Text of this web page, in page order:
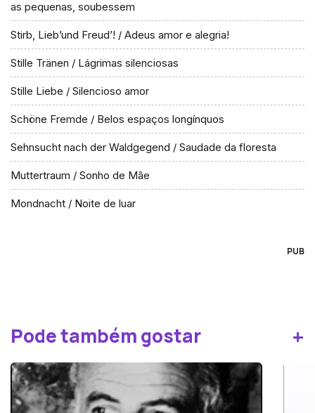
as pequenas, soubessem
Stirb, Lieb’und Freud’! / Adeus amor e alegria!
Stille Tränen / Lágrimas silenciosas
Stille Liebe / Silencioso amor
Schöne Fremde / Belos espaços longínquos
Sehnsucht nach der Waldgegend / Saudade da floresta
Muttertraum / Sonho de Mãe
Mondnacht / Noite de luar
PUB
Pode também gostar +